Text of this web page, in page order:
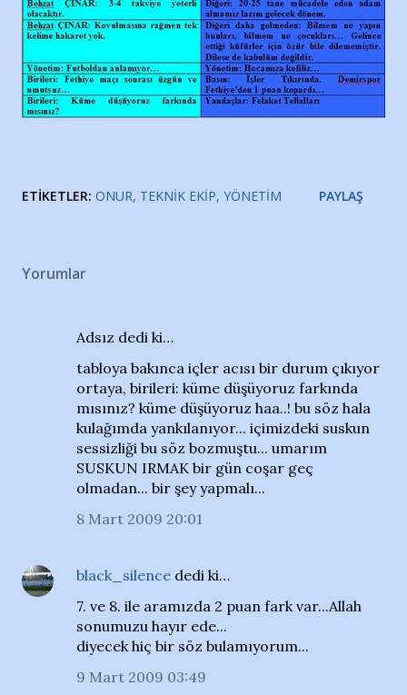
ETIKETLER: ONUR TEKNIK EKIP YÖNETIM PAYLAŞ
Yorumlar
Adsız dedi ki…
tabloya bakınca içler acısı bir durum çıkıyor
ortaya, birileri: küme düşüyoruz farkında
mısınız? küme düşüyoruz haa..! bu söz hala
kulağımda yankılanıyor... içimizdeki suskun
sessizliği bu söz bozmuştu... umarım
SUSKUN IRMAK bir gün coşar geç
olmadan... bir şey yapmalı...
8 Mart 2009 20:01
black_silence dedi ki…
7. ve 8. ile aramızda 2 puan fark var...Allah
sonumuzu hayır ede...
diyecek hiç bir söz bulamıyorum...
9 Mart 2009 03:49